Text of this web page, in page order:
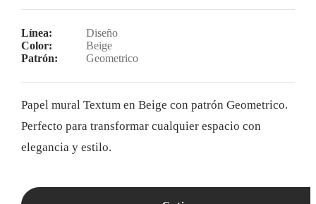
Línea:
Diseño
Color:
Beige
Patrón:
Geometrico
Papel mural Textum en Beige con patrón Geometrico.
Perfecto para transformar cualquier espacio con
elegancia y estilo.